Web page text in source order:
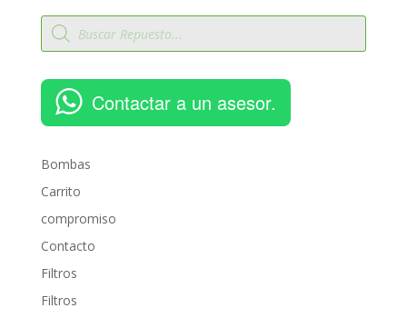
Búsqueda
de
productos
Contactar a un asesor.
Bombas
Carrito
compromiso
Contacto
Filtros
Filtros